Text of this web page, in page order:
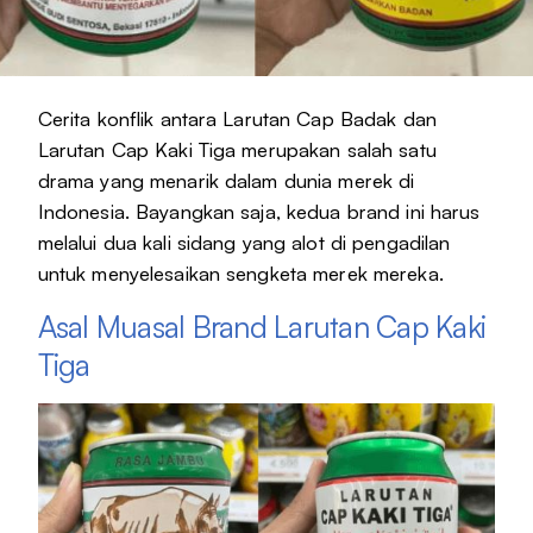
Cerita konflik antara Larutan Cap Badak dan
Larutan Cap Kaki Tiga merupakan salah satu
drama yang menarik dalam dunia merek di
Indonesia. Bayangkan saja, kedua brand ini harus
melalui dua kali sidang yang alot di pengadilan
untuk menyelesaikan sengketa merek mereka.
Asal Muasal Brand Larutan Cap Kaki
Tiga